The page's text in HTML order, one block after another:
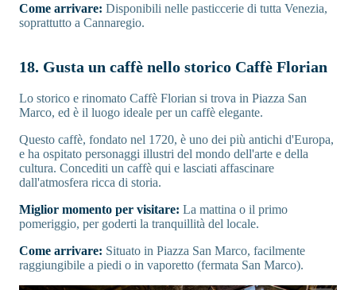
Come arrivare: Disponibili nelle pasticcerie di tutta Venezia,
soprattutto a Cannaregio.
18. Gusta un caffè nello storico Caffè Florian
Lo storico e rinomato Caffè Florian si trova in Piazza San
Marco, ed è il luogo ideale per un caffè elegante.
Questo caffè, fondato nel 1720, è uno dei più antichi d'Europa,
e ha ospitato personaggi illustri del mondo dell'arte e della
cultura. Concediti un caffè qui e lasciati affascinare
dall'atmosfera ricca di storia.
Miglior momento per visitare: La mattina o il primo
pomeriggio, per goderti la tranquillità del locale.
Come arrivare: Situato in Piazza San Marco, facilmente
raggiungibile a piedi o in vaporetto (fermata San Marco).